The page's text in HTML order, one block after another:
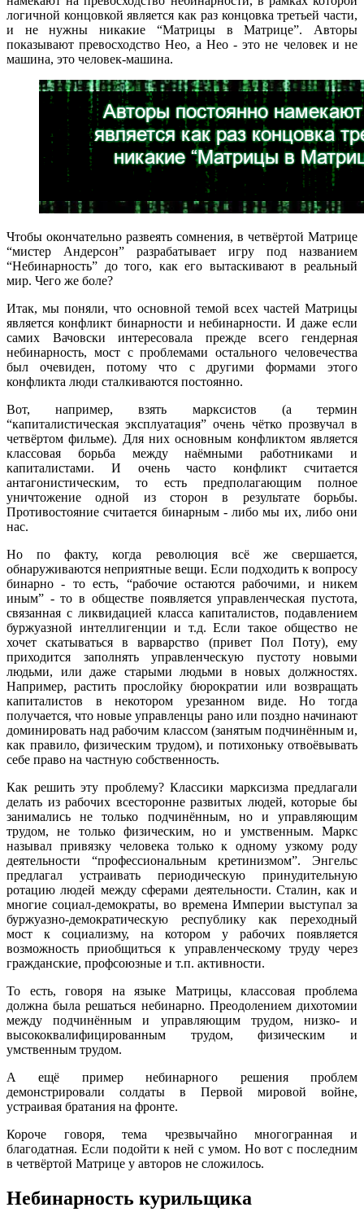
логичной концовкой является как раз концовка третьей части,
и не нужны никакие “Матрицы в Матрице”. Авторы
показывают превосходство Нео, а Нео - это не человек и не
машина, это человек-машина.
Чтобы окончательно развеять сомнения, в четвёртой Матрице
“мистер Андерсон” разрабатывает игру под названием
“Небинарность” до того, как его вытаскивают в реальный
мир. Чего же боле?
Итак, мы поняли, что основной темой всех частей Матрицы
является конфликт бинарности и небинарности. И даже если
самих Вачовски интересовала прежде всего гендерная
небинарность, мост с проблемами остального человечества
был очевиден, потому что с другими формами этого
конфликта люди сталкиваются постоянно.
Вот, например, взять марксистов (а термин
“капиталистическая эксплуатация” очень чётко прозвучал в
четвёртом фильме). Для них основным конфликтом является
классовая борьба между наёмными работниками и
капиталистами. И очень часто конфликт считается
антагонистическим, то есть предполагающим полное
уничтожение одной из сторон в результате борьбы.
Противостояние считается бинарным - либо мы их, либо они
нас.
Но по факту, когда революция всё же свершается,
обнаруживаются неприятные вещи. Если подходить к вопросу
бинарно - то есть, “рабочие остаются рабочими, и никем
иным” - то в обществе появляется управленческая пустота,
связанная с ликвидацией класса капиталистов, подавлением
буржуазной интеллигенции и т.д. Если такое общество не
хочет скатываться в варварство (привет Пол Поту), ему
приходится заполнять управленческую пустоту новыми
людьми, или даже старыми людьми в новых должностях.
Например, растить прослойку бюрократии или возвращать
капиталистов в некотором урезанном виде. Но тогда
получается, что новые управленцы рано или поздно начинают
доминировать над рабочим классом (занятым подчинённым и,
как правило, физическим трудом), и потихоньку отвоёвывать
себе право на частную собственность.
Как решить эту проблему? Классики марксизма предлагали
делать из рабочих всесторонне развитых людей, которые бы
занимались не только подчинённым, но и управляющим
трудом, не только физическим, но и умственным. Маркс
называл привязку человека только к одному узкому роду
деятельности “профессиональным кретинизмом”. Энгельс
предлагал устраивать периодическую принудительную
ротацию людей между сферами деятельности. Сталин, как и
многие социал-демократы, во времена Империи выступал за
буржуазно-демократическую республику как переходный
мост к социализму, на котором у рабочих появляется
возможность приобщиться к управленческому труду через
гражданские, профсоюзные и т.п. активности.
То есть, говоря на языке Матрицы, классовая проблема
должна была решаться небинарно. Преодолением дихотомии
между подчинённым и управляющим трудом, низко- и
высококвалифицированным трудом, физическим и
умственным трудом.
А ещё пример небинарного решения проблем
демонстрировали солдаты в Первой мировой войне,
устраивая братания на фронте.
Короче говоря, тема чрезвычайно многогранная и
благодатная. Если подойти к ней с умом. Но вот с последним
в четвёртой Матрице у авторов не сложилось.
Небинарность курильщика